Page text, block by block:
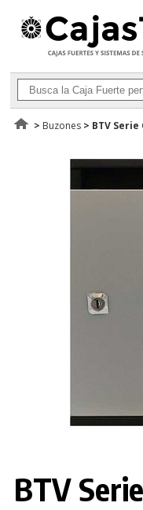
> Buzones > BTV
BTV